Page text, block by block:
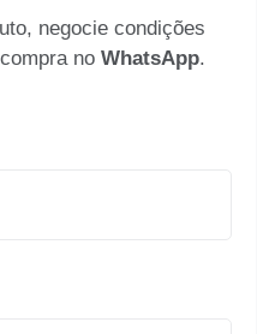
negocie condições
no WhatsApp.